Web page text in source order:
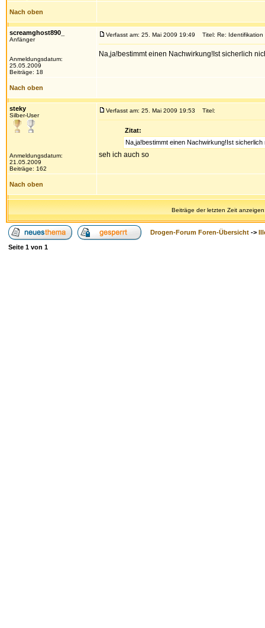
Nach oben
screamghost890_
Anfänger
Anmeldungsdatum:
25.05.2009
Beiträge: 18
Verfasst am: 25. Mai 2009 19:49 Titel: Re: Identifikation
Na,ja!bestimmt einen Nachwirkung!Ist sicherlich
Nach oben
steky
Silber-User
Anmeldungsdatum:
21.05.2009
Beiträge: 162
Verfasst am: 25. Mai 2009 19:53 Titel:
Zitat:
Na,ja!bestimmt einen Nachwirkung!Ist
seh ich auch so
Nach oben
Beiträge der letzten Zeit
Drogen-Forum Foren-Übersicht ->
Seite 1 von 1